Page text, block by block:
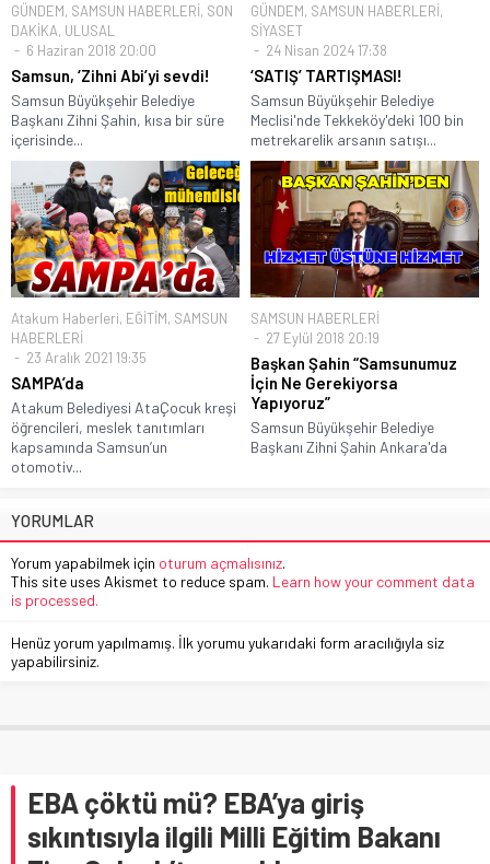
GÜNDEM, SAMSUN HABERLERİ, SON
DAKİKA, ULUSAL
6 Haziran 2018 20:00
Samsun, ‘Zihni Abi’yi sevdi!
Samsun Büyükşehir Belediye
Başkanı Zihni Şahin, kısa bir süre
içerisinde...
GÜNDEM, SAMSUN HABERLERİ,
SİYASET
24 Nisan 2024 17:38
‘SATIŞ’ TARTIŞMASI!
Samsun Büyükşehir Belediye
Meclisi'nde Tekkeköy'deki 100 bin
metrekarelik arsanın satışı...
Atakum Haberleri, EĞİTİM, SAMSUN
HABERLERİ
23 Aralık 2021 19:35
SAMPA’da
Atakum Belediyesi AtaÇocuk kreşi
öğrencileri, meslek tanıtımları
kapsamında Samsun’un
otomotiv...
SAMSUN HABERLERİ
27 Eylül 2018 20:19
Başkan Şahin “Samsunumuz
İçin Ne Gerekiyorsa
Yapıyoruz”
Samsun Büyükşehir Belediye
Başkanı Zihni Şahin Ankara'da
YORUMLAR
Yorum yapabilmek için oturum açmalısınız.
This site uses Akismet to reduce spam. Learn how your comment data
is processed.
Henüz yorum yapılmamış. İlk yorumu yukarıdaki form aracılığıyla siz
yapabilirsiniz.
EBA çöktü mü? EBA’ya giriş
sıkıntısıyla ilgili Milli Eğitim Bakanı